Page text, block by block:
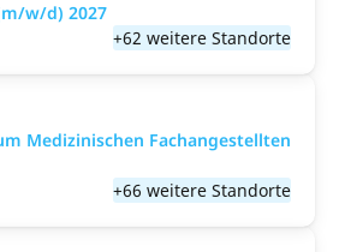
w/d) 2027
+62 weitere Standorte
Medizinischen Fachangestellten
+66 weitere Standorte